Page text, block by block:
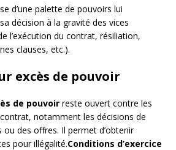
d’une palette de pouvoirs lui
décision à la gravité des vices
l’exécution du contrat, résiliation,
clauses, etc.).
excès de pouvoir
de pouvoir reste ouvert contre les
notamment les décisions de
des offres. Il permet d’obtenir
pour illégalité.Conditions d’exercice